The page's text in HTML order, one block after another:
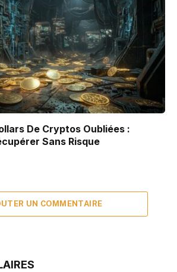
De Cryptos Oubliées :
Sans Risque
UN COMMENTAIRE